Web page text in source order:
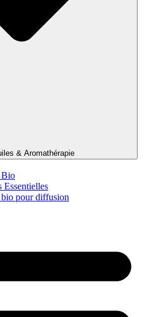
& Aromathérapie
Bio
Essentielles
bio pour diffusion